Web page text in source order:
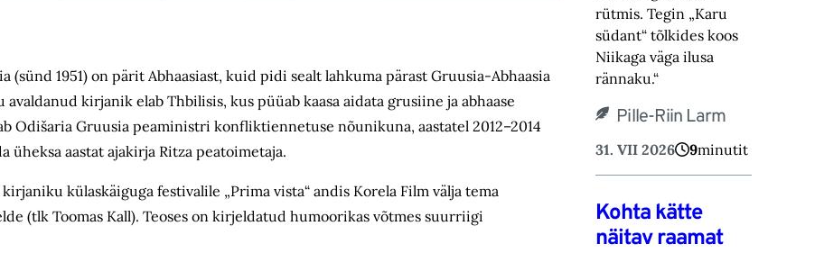
1951) on pärit Abhaasiast, kuid pidi sealt lahkuma pärast Gruusia-Abhaasia
avaldanud kirjanik elab Thbilisis, kus püüab kaasa aidata grusiine ja abhaase
Odišaria Gruusia peaministri konfliktiennetuse nõunikuna, aastatel 2012–2014
aastat ajakirja Ritza peatoimetaja.
külaskäiguga festivalile „Prima vista“ andis Korela Film välja tema
(tlk Toomas Kall). Teoses on kirjeldatud humoorikas võtmes suurriigi
rütmis. Tegin „Karu
südant“ tõlkides koos
Niikaga väga ilusa
rännaku.“
Pille-Riin Larm
31. VII 2026 9minutit
Kohta kätte
näitav raamat